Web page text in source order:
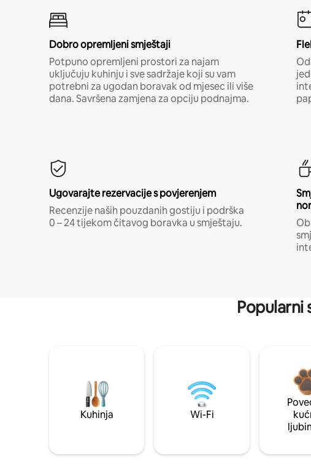
Dobro opremljeni smještaji
Potpuno opremljeni prostori za najam
uključuju kuhinju i sve sadržaje koji su vam
potrebni za ugodan boravak od mjesec ili više
dana. Savršena zamjena za opciju podnajma.
Ugovarajte rezervacije s povjerenjem
Recenzije naših pouzdanih gostiju i podrška
0 – 24 tijekom čitavog boravka u smještaju.
Popularni
Kuhinja Wi-Fi